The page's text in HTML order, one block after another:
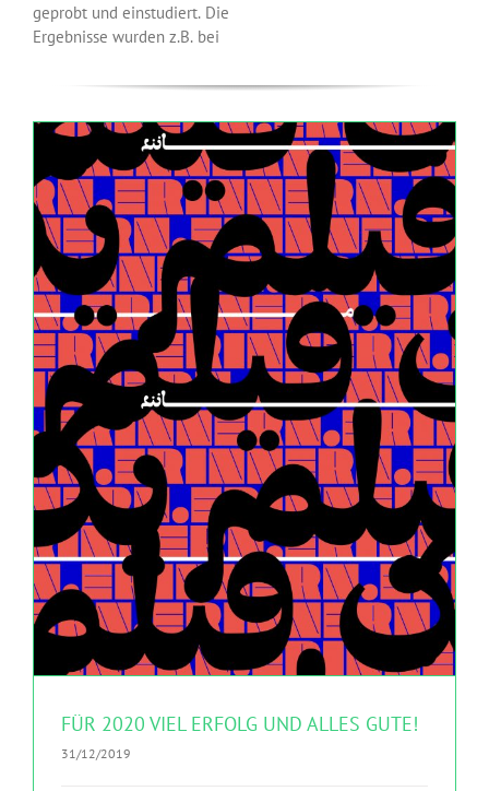
geprobt und einstudiert. Die
Ergebnisse wurden z.B. bei
FÜR 2020 VIEL ERFOLG UND ALLES GUTE!
Deutsche Oper Mobile Dance e.V. Newsgroup Afghanistan WAS
GEHT?! Magazin
FÜR 2020 VIEL ERFOLG UND ALLES GUTE!
31/12/2019